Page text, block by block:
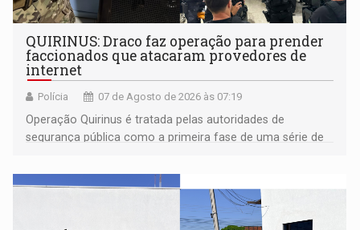
QUIRINUS: Draco faz operação para prender
faccionados que atacaram provedores de
internet
Polícia 07 de Agosto de 2026 às 07:19
Operação Quirinus é tratada pelas autoridades de
segurança pública como a primeira fase de uma série de